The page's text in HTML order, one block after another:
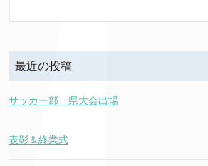
最近の投稿
サッカー部 県大会出場
表彰＆終業式